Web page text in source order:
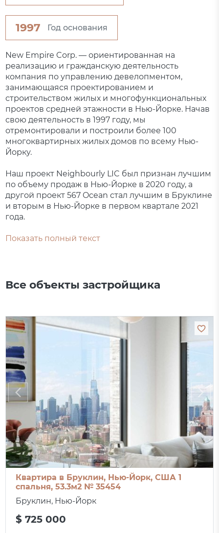
1997 Год основания
New Empire Corp. — ориентированная на
реализацию и гражданскую деятельность
компания по управлению девелопментом,
занимающаяся проектированием и
строительством жилых и многофункциональных
проектов средней этажности в Нью-Йорке. Начав
свою деятельность в 1997 году, мы
отремонтировали и построили более 100
многоквартирных жилых домов по всему Нью-
Йорку.
Наш проект Neighbourly LIC был признан лучшим
по объему продаж в Нью-Йорке в 2020 году, а
другой проект 567 Ocean стал лучшим в Бруклине
и вторым в Нью-Йорке в первом квартале 2021
года.
Показать полный текст
Все объекты застройщика
Квартира в Бруклин, Нью-Йорк, США 1
спальня, 53.3м2 № 35454
Бруклин, Нью-Йорк
$ 725 000